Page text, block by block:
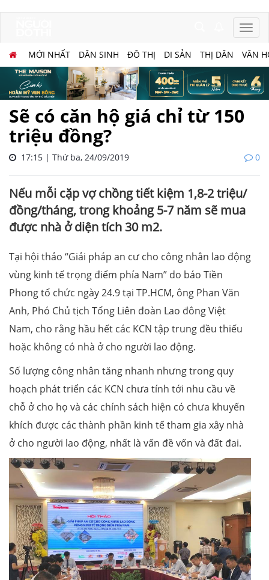
MỚI NHẤT DÂN SINH ĐÔ THỊ DI SẢN THỊ DÂN VĂN
Sẽ có căn hộ giá chỉ từ 150
triệu đồng?
17:15 | Thứ ba, 24/09/2019 0
Nếu mỗi cặp vợ chồng tiết kiệm 1,8-2 triệu/
đồng/tháng, trong khoảng 5-7 năm sẽ mua
được nhà ở diện tích 30 m2.
Tại hội thảo “Giải pháp an cư cho công nhân lao động
vùng kinh tế trọng điểm phía Nam” do báo Tiền
Phong tổ chức ngày 24.9 tại TP.HCM, ông Phan Văn
Anh, Phó Chủ tịch Tổng Liên đoàn Lao đông Việt
Nam, cho rằng hầu hết các KCN tập trung đều thiếu
hoặc không có nhà ở cho người lao động.
Số lượng công nhân tăng nhanh nhưng trong quy
hoạch phát triển các KCN chưa tính tới nhu cầu về
chỗ ở cho họ và các chính sách hiện có chưa khuyến
khích được các thành phần kinh tế tham gia xây nhà
ở cho người lao động, nhất là vấn đề vốn và đất đai.